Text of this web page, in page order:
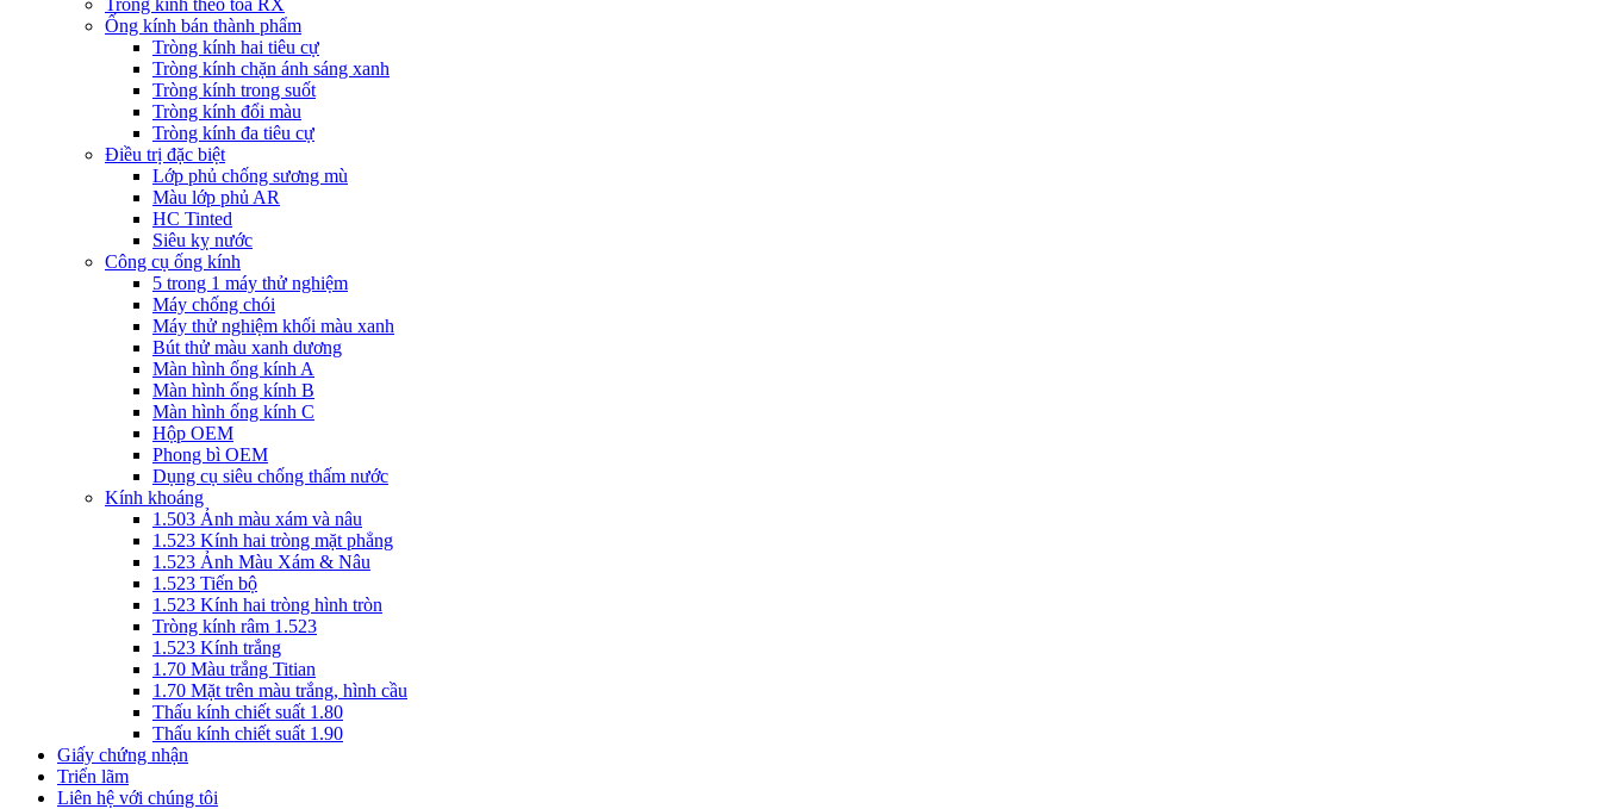
Tròng kính theo toa RX
Ống kính bán thành phẩm
Tròng kính hai tiêu cự
Tròng kính chặn ánh sáng xanh
Tròng kính trong suốt
Tròng kính đổi màu
Tròng kính đa tiêu cự
Điều trị đặc biệt
Lớp phủ chống sương mù
Màu lớp phủ AR
HC Tinted
Siêu kỵ nước
Công cụ ống kính
5 trong 1 máy thử nghiệm
Máy chống chói
Máy thử nghiệm khối màu xanh
Bút thử màu xanh dương
Màn hình ống kính A
Màn hình ống kính B
Màn hình ống kính C
Hộp OEM
Phong bì OEM
Dụng cụ siêu chống thấm nước
Kính khoáng
1.503 Ảnh màu xám và nâu
1.523 Kính hai tròng mặt phẳng
1.523 Ảnh Màu Xám & Nâu
1.523 Tiến bộ
1.523 Kính hai tròng hình tròn
Tròng kính râm 1.523
1.523 Kính trắng
1.70 Màu trắng Titian
1.70 Mặt trên màu trắng, hình cầu
Thấu kính chiết suất 1.80
Thấu kính chiết suất 1.90
Giấy chứng nhận
Triển lãm
Liên hệ với chúng tôi